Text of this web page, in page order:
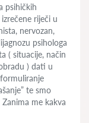
psihičkih
riječi u
nervozan,
psihologa
( situacije, način
) dati u
te smo
me kakva